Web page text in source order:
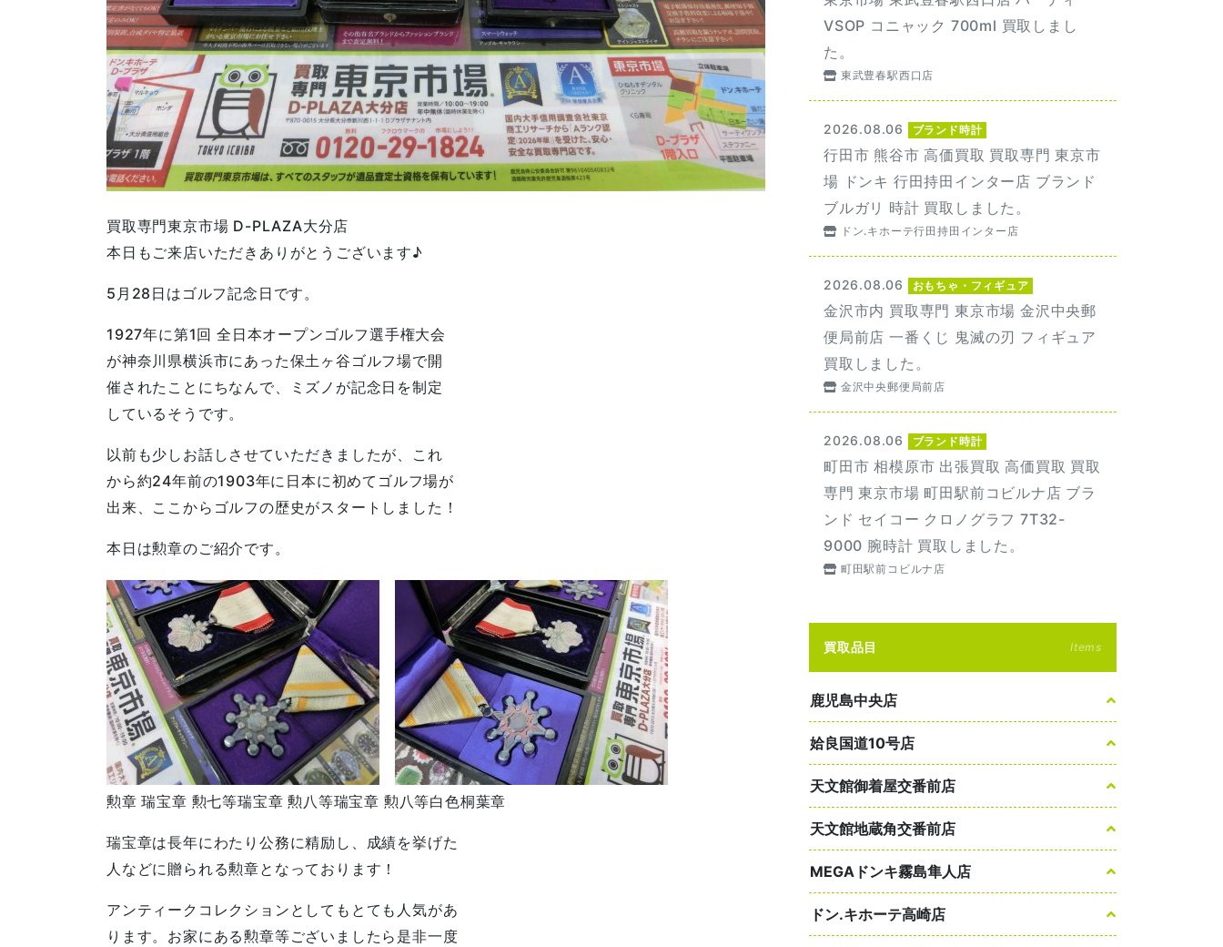
買取専門東京市場 D-PLAZA大分店
本日もご来店いただきありがとうございます♪
5月28日はゴルフ記念日です。
1927年に第1回 全日本オープンゴルフ選手権大会
が神奈川県横浜市にあった保土ヶ谷ゴルフ場で開
催されたことにちなんで、ミズノが記念日を制定
しているそうです。
以前も少しお話しさせていただきましたが、これ
から約24年前の1903年に日本に初めてゴルフ場が
出来、ここからゴルフの歴史がスタートしました！
本日は勲章のご紹介です。
勲章 瑞宝章 勲七等瑞宝章 勲八等瑞宝章 勲八等白色桐葉章
瑞宝章は長年にわたり公務に精励し、成績を挙げた
人などに贈られる勲章となっております！
アンティークコレクションとしてもとても人気があ
ります。お家にある勲章等ございましたら是非一度
VSOP コニャック 700ml 買取しまし
た。
東武豊春駅西口店
2026.08.06 ブランド時計
行田市 熊谷市 高価買取 買取専門 東京市
場 ドンキ 行田持田インター店 ブランド
ブルガリ 時計 買取しました。
ドン.キホーテ行田持田インター店
2026.08.06 おもちゃ・フィギュア
金沢市内 買取専門 東京市場 金沢中央郵
便局前店 一番くじ 鬼滅の刃 フィギュア
買取しました。
金沢中央郵便局前店
2026.08.06 ブランド時計
町田市 相模原市 出張買取 高価買取 買取
専門 東京市場 町田駅前コビルナ店 ブラ
ンド セイコー クロノグラフ 7T32-
9000 腕時計 買取しました。
町田駅前コビルナ店
買取品目 Items
鹿児島中央店
姶良国道10号店
天文館御着屋交番前店
天文館地蔵角交番前店
MEGAドンキ霧島隼人店
ドン.キホーテ高崎店